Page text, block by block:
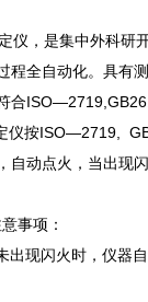
，是集中外科研
程全自动化。具有
合
按ISO—2719,
自动点火，当出现
事项：
现闪火时，仪器